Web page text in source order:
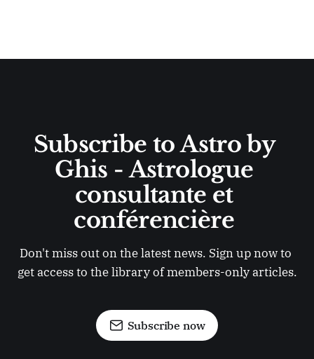
Subscribe to Astro by
Ghis - Astrologue
consultante et
conférencière
Don't miss out on the latest news. Sign up now to
get access to the library of members-only articles.
Subscribe now